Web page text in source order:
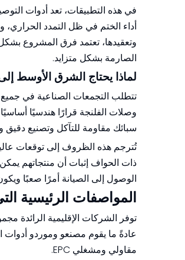
في هذه التطبيقات، تعد أدوات
أداء الختم في ظل التمدد الحراري،
وتعقيدها، تعتمد فرق المشروع
الصارمة بشكل متزايد.
لماذا يحتاج الشرق الأوسط
تتطلب التجمعات الصناعية في
وصلات الفلنجة قرارًا هندسيًا
سبائك مقاومة للتآكل وتصنيع
تُترجم هذه الظروف إلى توقعات
ذات الحواف إثبات أن منتجاتهم
الوصول إلى الصيانة أمرًا صعبًا
المواصفات الرئيسية
توفر الشركات الإقليمية
عادةً ما يقوم مصنعو وموردو أدوات
مقاولي ومشغلي EPC.